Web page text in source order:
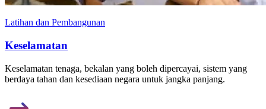
Latihan dan Pembangunan
Keselamatan
Keselamatan tenaga, bekalan yang boleh dipercayai, sistem yang
berdaya tahan dan kesediaan negara untuk jangka panjang.